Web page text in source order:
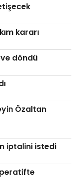
kararı
döndü
Özaltan
iptalini istedi